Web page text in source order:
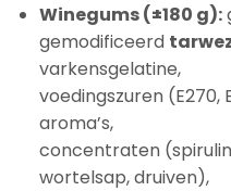
Winegums (±180 g):
gemodificeerd
varkensgelatine,
voedingszuren (E270,
aroma’s,
concentraten
wortelsap, druiven),